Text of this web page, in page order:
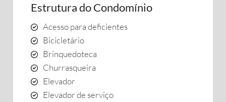
Estrutura do Condomínio
Acesso para deficientes
Bicicletário
Brinquedoteca
Churrasqueira
Elevador
Elevador de serviço